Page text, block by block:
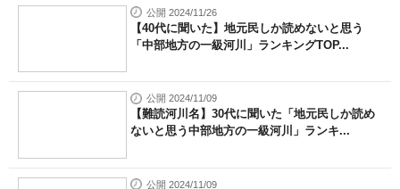
公開 2024/11/26
【40代に聞いた】地元民しか読めないと思う
「中部地方の一級河川」ランキングTOP...
公開 2024/11/09
【難読河川名】30代に聞いた「地元民しか読め
ないと思う中部地方の一級河川」ランキ...
公開 2024/11/09